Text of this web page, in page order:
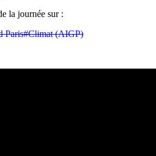
la journée sur :
Paris#Climat (AIGP)